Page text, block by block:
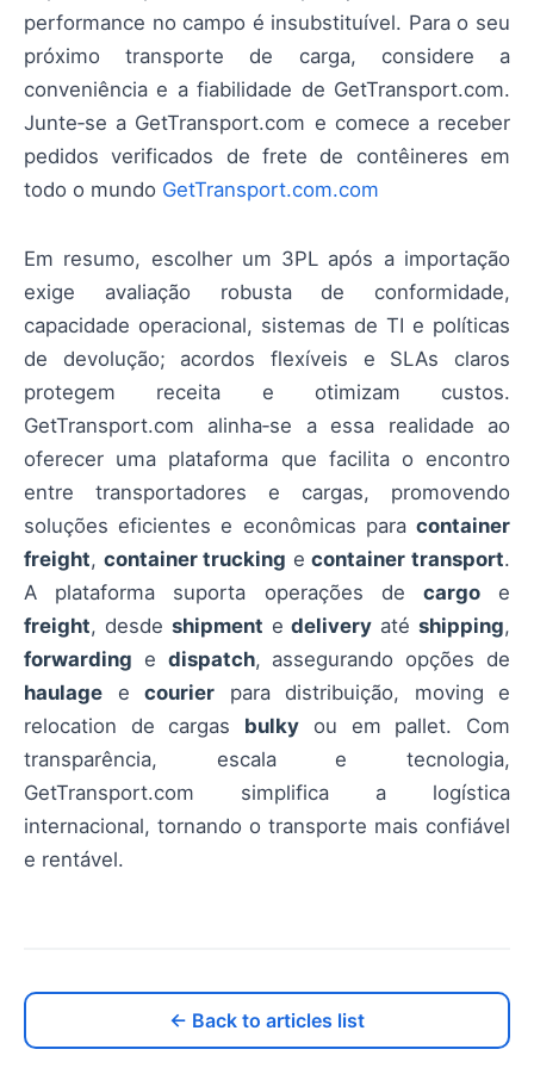
performance no campo é insubstituível. Para o seu
próximo transporte de carga, considere a
conveniência e a fiabilidade de GetTransport.com.
Junte‑se a GetTransport.com e comece a receber
pedidos verificados de frete de contêineres em
todo o mundo GetTransport.com.com
Em resumo, escolher um 3PL após a importação
exige avaliação robusta de conformidade,
capacidade operacional, sistemas de TI e políticas
de devolução; acordos flexíveis e SLAs claros
protegem receita e otimizam custos.
GetTransport.com alinha‑se a essa realidade ao
oferecer uma plataforma que facilita o encontro
entre transportadores e cargas, promovendo
soluções eficientes e econômicas para container
freight, container trucking econtainer transport.
A plataforma suporta operações de cargoe
freight, desde shipment edelivery atéshipping,
forwarding e dispatch, assegurando opções de
haulage e courier para distribuição, moving e
relocation de cargas bulky ou em pallet. Com
transparência, escala e tecnologia,
GetTransport.com simplifica a logística
internacional, tornando o transporte mais confiável
e rentável.
← Back to articles list